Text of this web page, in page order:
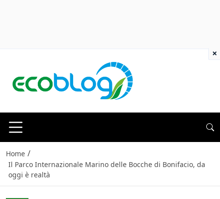
Home /
Il Parco Internazionale Marino delle Bocche di Bonifacio, da
oggi è realtà
×